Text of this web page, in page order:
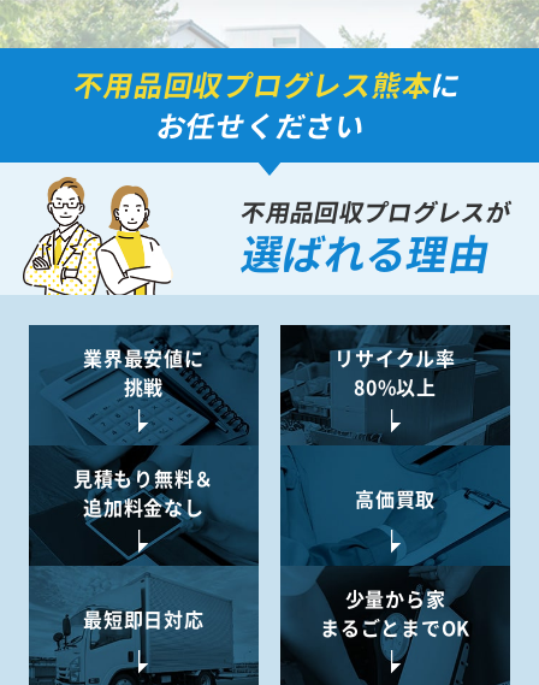
不用品回収プログレス熊本に
お任せください
不用品回収プログレスが
選ばれる理由
業界最安値に
挑戦
リサイクル率
80%以上
見積もり無料＆
追加料金なし
高価買取
最短即日対応
少量から家
まるごとまでOK